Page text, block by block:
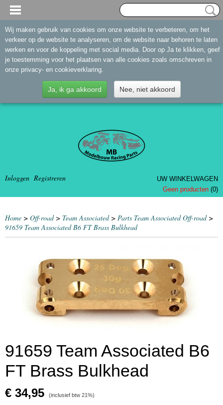
Inloggen Registreren
UW WINKELWAGEN
Geen producten (0)
Home > Off-road> Team Associated> Parts Team Associated Off-road>
91659 Team Associated B6 FT Brass Bulkhead
91659 Team Associated B6
FT Brass Bulkhead
€ 34,95 (inclusief btw 21%)
Wij maken gebruik van cookies om onze website te verbeteren, om het
verkeer op de website te analyseren, om de website naar behoren te laten
werken en voor de koppeling met social media. Door op Ja te klikken, geef
je toestemming voor het plaatsen van alle cookies zoals omschreven in
onze privacy- en cookieverklaring.
Ja, ik ga akkoord Nee, niet akkoord